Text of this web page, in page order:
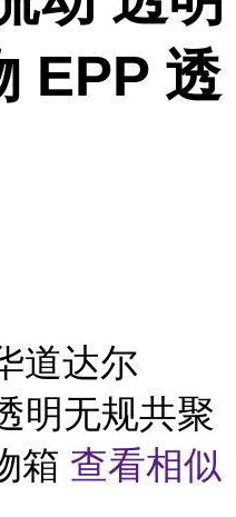
EPP 透
道达尔
明无规共聚
箱 查看相似